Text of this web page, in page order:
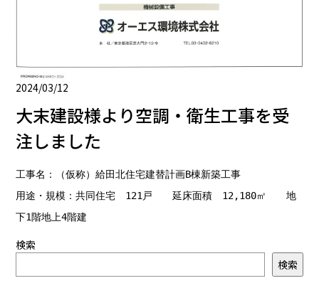
2024/03/12
大末建設様より空調・衛生工事を受
注しました
工事名：（仮称）給田北住宅建替計画B棟新築工事
用途・規模：共同住宅　121戸　　延床面積　12,180㎡　　地
検索
検索